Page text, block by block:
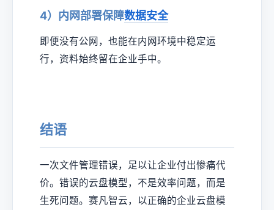
4）内网部署保障数据安全
即便没有公网，也能在内网环境中稳定运
行，资料始终留在企业手中。
结语
一次文件管理错误，足以让企业付出惨痛代
价。错误的云盘模型，不是效率问题，而是
生死问题。赛凡智云，以正确的企业云盘模